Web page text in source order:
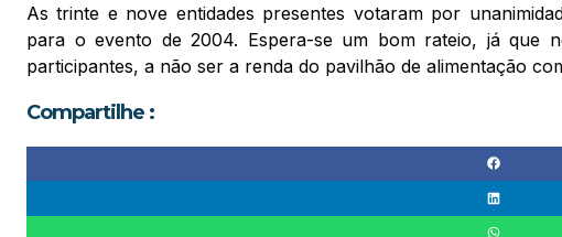
As trinte e nove entidades presentes votaram por
para o evento de 2004. Espera-se um bom rateio, já que
participantes, a não ser a renda do pavilhão de alimentação
Compartilhe :